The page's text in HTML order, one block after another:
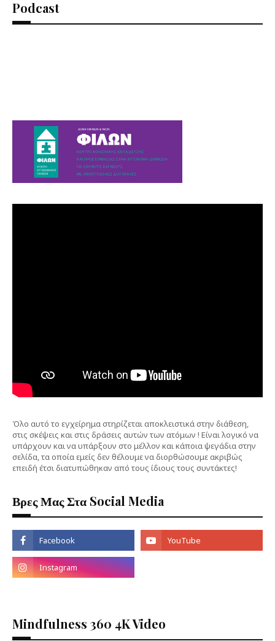
Podcast
Όλο αυτό το εγχείρημα στηρίζεται αποκλειστικά στην διάθεση,
στις σκέψεις και στις δράσεις αυτών των ατόμων ! Είναι λογικό να
υπάρχουν και να υπάρξουν στο μέλλον και κάποια ψεγάδια στην
σελίδα, τα οποία εμείς δεν θέλουμε να διορθώσουμε ακριβώς
επειδή έτσι διατυπώθηκαν από τους ίδιους τους συντάκτες!
Βρες Μας Στα Social Media
Mindfulness 360 4K Video